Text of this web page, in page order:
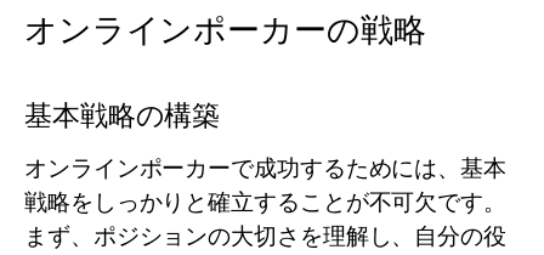
オンラインポーカーの戦略
基本戦略の構築
オンラインポーカーで成功するためには、基本
戦略をしっかりと確立することが不可欠です。
まず、ポジションの大切さを理解し、自分の役